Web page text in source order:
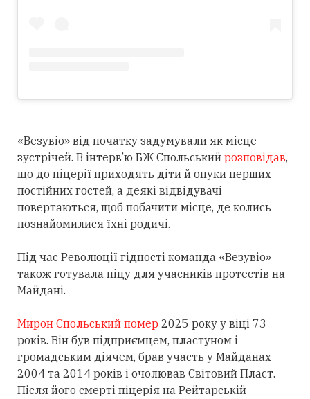
«Везувіо» від початку задумували як місце
зустрічей. В інтерв’ю БЖ Спольський розповідав,
що до піцерії приходять діти й онуки перших
постійних гостей, а деякі відвідувачі
повертаються, щоб побачити місце, де колись
познайомилися їхні родичі.
Під час Революції гідності команда «Везувіо»
також готувала піцу для учасників протестів на
Майдані.
Мирон Спольський помер 2025 року у віці 73
років. Він був підприємцем, пластуном і
громадським діячем, брав участь у Майданах
2004 та 2014 років і очолював Світовий Пласт.
Після його смерті піцерія на Рейтарській